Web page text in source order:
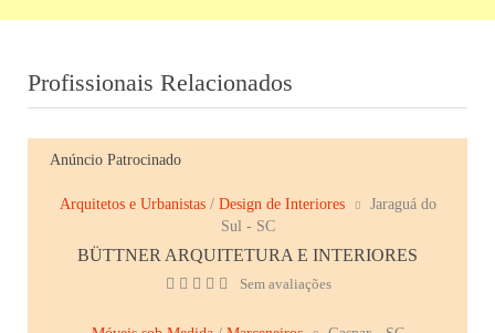
Profissionais Relacionados
Anúncio Patrocinado
Arquitetos e Urbanistas/ Design de Interiores
Jaraguá do
Sul - SC
BÜTTNER ARQUITETURA E INTERIORES
Sem avaliações